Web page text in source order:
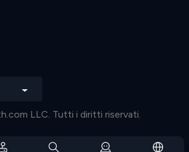
LLC. Tutti i diritti riservati.